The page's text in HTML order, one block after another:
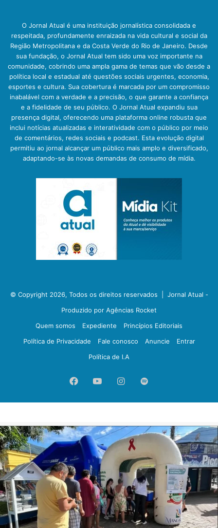
O Jornal Atual é uma instituição jornalística consolidada e
respeitada, profundamente enraizada na vida cultural e social da
Região Metropolitana e da Costa Verde do Rio de Janeiro. Desde
sua fundação, o Jornal Atual tem sido uma voz importante na
comunidade, cobrindo uma ampla gama de temas que vão desde a
política local e estadual até questões sociais urgentes, economia,
esportes e cultura. Sua cobertura é marcada por um compromisso
inabalável com a verdade e a precisão, o que garante a confiança
e a fidelidade de seu público. O Jornal Atual expandiu sua
presença digital, oferecendo uma plataforma online robusta que
inclui notícias atualizadas e interatividade com o público por meio
de comentários, redes sociais e podcast. Esta evolução digital
permitiu ao jornal alcançar um público mais amplo e diversificado,
adaptando-se às novas demandas de consumo de mídia.
© Copyright 2026, Todos os direitos reservados | Jornal Atual -
Produzido por Agências Rocket
Quem somos
Expediente
Princípios Editoriais
Política de Privacidade
Fale conosco Anuncie
Entrar
Política de I.A
FacebookYouTubeInstagram
Spotify